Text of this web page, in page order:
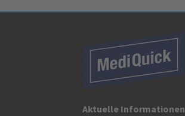
Aktuelle Informationen